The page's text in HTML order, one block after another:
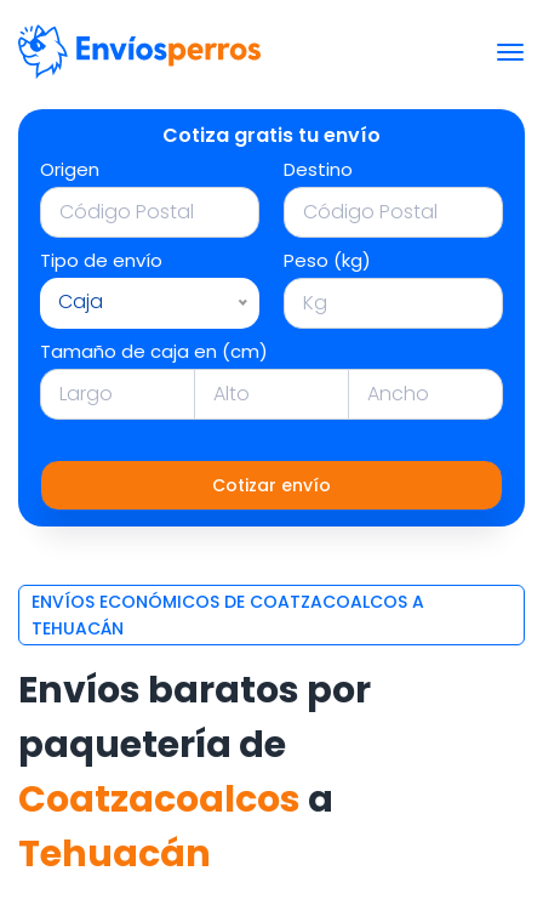
Cotiza gratis tu envío
Origen Destino
Tipo de envío
Caja
Peso (kg)
Tamaño de caja en (cm)
Cotizar envío
ENVÍOS ECONÓMICOS DE COATZACOALCOS A
TEHUACÁN
Envíos baratos por
paquetería de
Coatzacoalcosa
Tehuacán